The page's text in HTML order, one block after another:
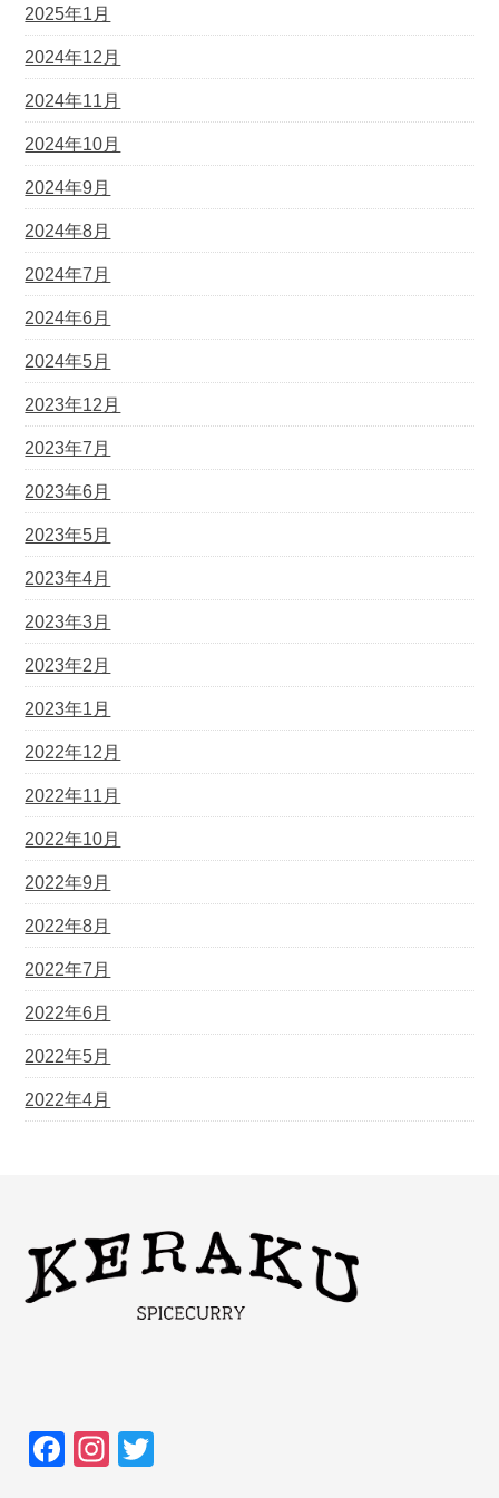
2025年1月
2024年12月
2024年11月
2024年10月
2024年9月
2024年8月
2024年7月
2024年6月
2024年5月
2023年12月
2023年7月
2023年6月
2023年5月
2023年4月
2023年3月
2023年2月
2023年1月
2022年12月
2022年11月
2022年10月
2022年9月
2022年8月
2022年7月
2022年6月
2022年5月
2022年4月
F
In